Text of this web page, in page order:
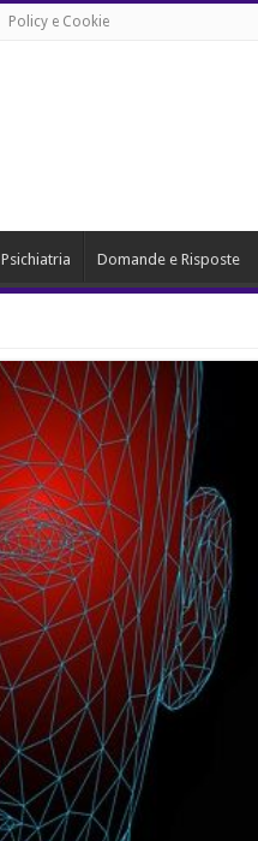
Policy e Cookie
Psichiatria Domande e Risposte